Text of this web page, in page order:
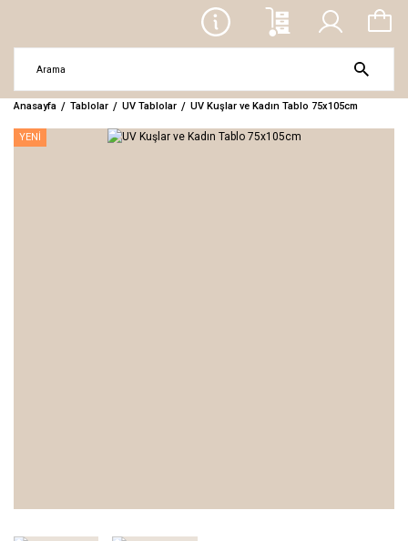
Anasayfa Tablolar UV Tablolar UV Kuşlar ve Kadın Tablo 75x105cm
YENİ